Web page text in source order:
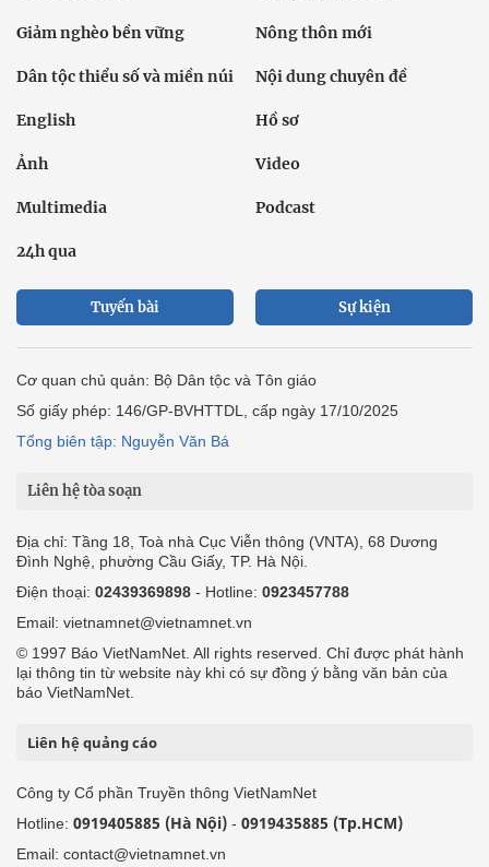
Giảm nghèo bền vững Nông thôn mới
Dân tộc thiểu số và miền núi Nội dung chuyên đề
English Hồ sơ
Ảnh Video
Multimedia Podcast
24h qua
Tuyến bài Sự kiện
Cơ quan chủ quản: Bộ Dân tộc và Tôn giáo
Số giấy phép: 146/GP-BVHTTDL, cấp ngày 17/10/2025
Tổng biên tập: Nguyễn Văn Bá
Liên hệ tòa soạn
Địa chỉ: Tầng 18, Toà nhà Cục Viễn thông (VNTA), 68 Dương
Đình Nghệ, phường Cầu Giấy, TP. Hà Nội.
Điện thoại: 02439369898 - Hotline: 0923457788
Email: vietnamnet@vietnamnet.vn
© 1997 Báo VietNamNet. All rights reserved. Chỉ được phát hành
lại thông tin từ website này khi có sự đồng ý bằng văn bản của
báo VietNamNet.
Liên hệ quảng cáo
Công ty Cổ phần Truyền thông VietNamNet
Hotline: 0919405885 (Hà Nội) - 0919435885 (Tp.HCM)
Email: contact@vietnamnet.vn